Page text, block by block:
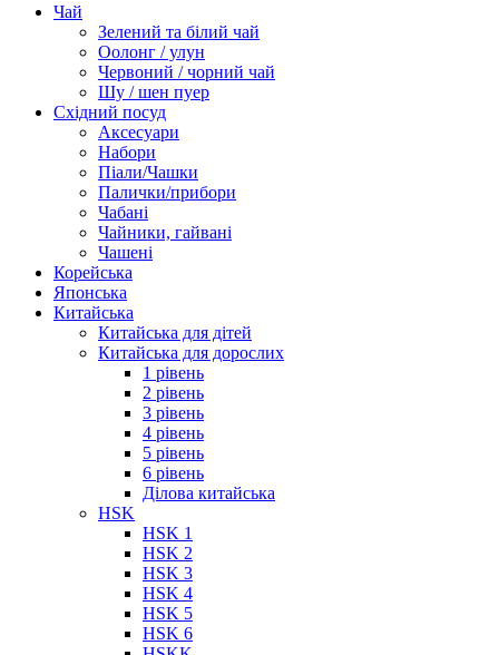
Чай
Зелений та білий чай
Оолонг / улун
Червоний / чорний чай
Шу / шен пуер
Східний посуд
Аксесуари
Набори
Піали/Чашки
Палички/прибори
Чабані
Чайники, гайвані
Чашені
Корейська
Японська
Китайська
Китайська для дітей
Китайська для дорослих
1 рівень
2 рівень
3 рівень
4 рівень
5 рівень
6 рівень
Ділова китайська
HSK
HSK 1
HSK 2
HSK 3
HSK 4
HSK 5
HSK 6